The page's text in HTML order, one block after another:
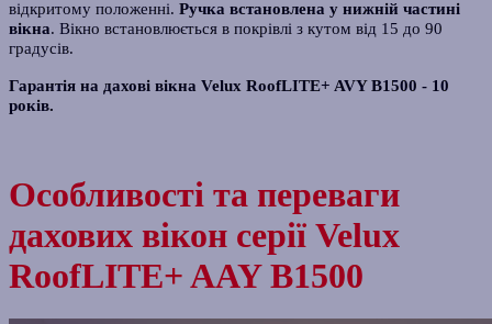
відкритому положенні. Ручка встановлена у нижній частині
вікна. Вікно встановлюється в покрівлі з кутом від 15 до 90
градусів.
Гарантія на дахові вікна Velux RoofLITE+ AVY B1500 - 10
років.
Особливості та переваги
дахових вікон серії Velux
RoofLITE+ AAY B1500